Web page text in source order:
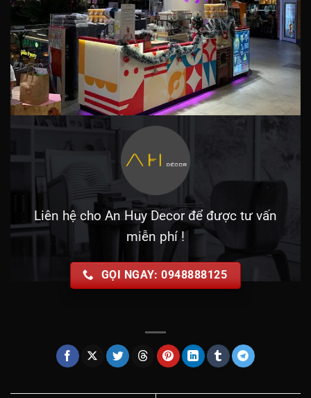
Liên hệ cho An Huy Decor để được tư vấn
miễn phí !
GỌI NGAY: 0948888125